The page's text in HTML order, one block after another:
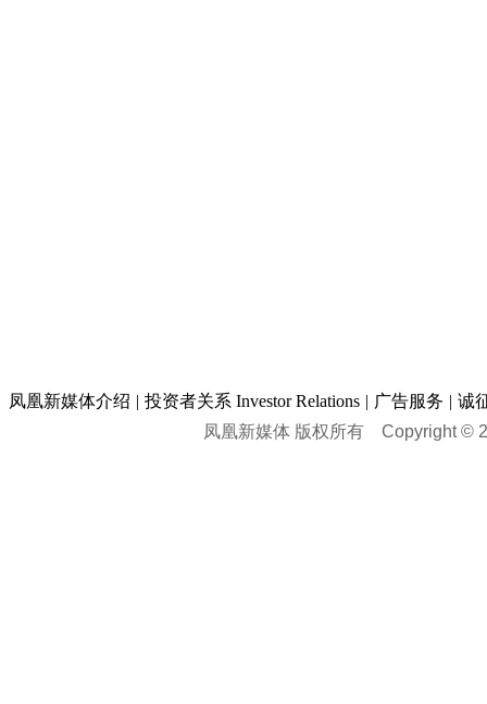
凤凰新媒体介绍 | 投资者关系 Investor Relations | 广告服务 | 诚
凤凰新媒体 版权所有 Copyright ©